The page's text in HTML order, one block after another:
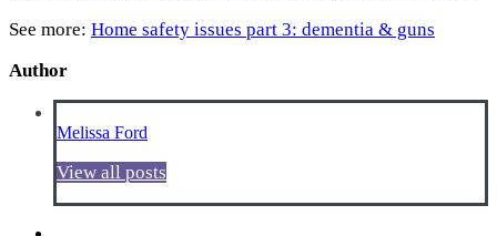
See more: Home safety issues part 3: dementia & guns
Author
Melissa Ford
View all posts